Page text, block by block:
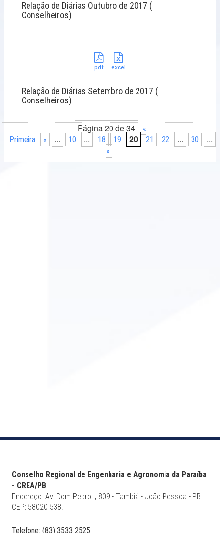
Relação de Diárias Outubro de 2017 (
Conselheiros)
pdf excel
Relação de Diárias Setembro de 2017 (
Conselheiros)
Página 20 de 34
«
Primeira
« ... 10 ... 18 19 20 21 22 ... 30 ...
»
Conselho Regional de Engenharia e Agronomia da Paraíba
- CREA/PB
Endereço: Av. Dom Pedro I, 809 - Tambiá - João Pessoa - PB.
CEP: 58020-538.
Telefone: (83) 3533 2525